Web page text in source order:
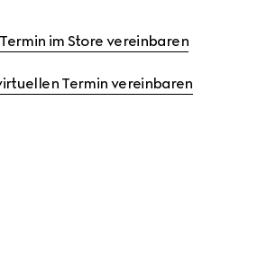
im Store vereinbaren
Termin vereinbaren